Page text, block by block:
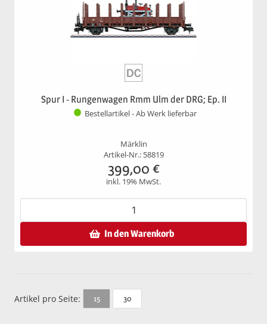
Spur I - Rungenwagen Rmm Ulm der DRG; Ep. II
Bestellartikel - Ab Werk lieferbar
Märklin
Artikel-Nr.: 58819
399,00 €
inkl. 19% MwSt.
In den Warenkorb
Artikel pro Seite: 15 30